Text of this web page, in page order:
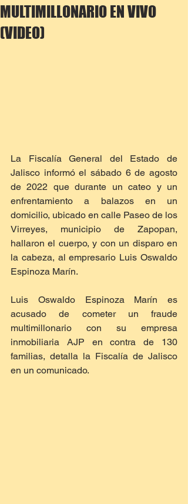
MULTIMILLONARIO EN VIVO
(VIDEO)
La Fiscalía General del Estado de
Jalisco informó el sábado 6 de agosto
de 2022 que durante un cateo y un
enfrentamiento a balazos en un
domicilio, ubicado en calle Paseo de los
Virreyes, municipio de Zapopan,
hallaron el cuerpo, y con un disparo en
la cabeza, al empresario Luis Oswaldo
Espinoza Marín.
Luis Oswaldo Espinoza Marín es
acusado de cometer un fraude
multimillonario con su empresa
inmobiliaria AJP en contra de 130
familias, detalla la Fiscalía de Jalisco
en un comunicado.